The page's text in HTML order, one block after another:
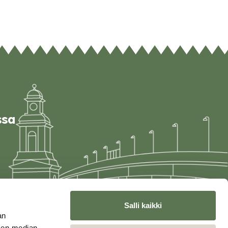
Salli kaikki